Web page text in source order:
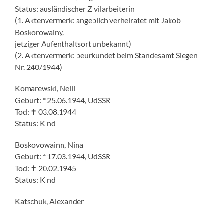
Status: ausländischer Zivilarbeiterin
(1. Aktenvermerk: angeblich verheiratet mit Jakob
Boskorowainy,
jetziger Aufenthaltsort unbekannt)
(2. Aktenvermerk: beurkundet beim Standesamt Siegen
Nr. 240/1944)
Komarewski, Nelli
Geburt: * 25.06.1944, UdSSR
Tod: ✝ 03.08.1944
Status: Kind
Boskovowainn, Nina
Geburt: * 17.03.1944, UdSSR
Tod: ✝ 20.02.1945
Status: Kind
Katschuk, Alexander